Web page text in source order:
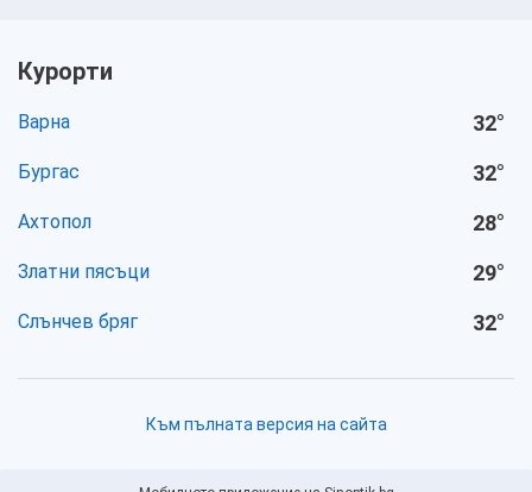
Курорти
Варна 32°
Бургас 32°
Ахтопол 28°
Златни пясъци 29°
Слънчев бряг 32°
Към пълната версия на сайта